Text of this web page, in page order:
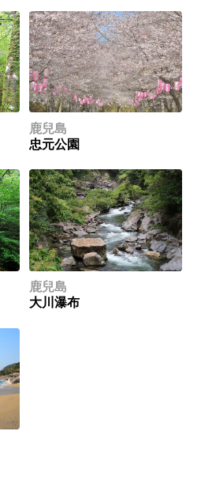
鹿兒島
忠元公園
鹿兒島
大川瀑布